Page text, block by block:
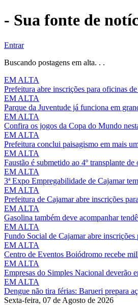
- Sua fonte de
Entrar
Buscando postagens em alta. . .
EM ALTA
Prefeitura abre inscrições para oficinas
EM ALTA
Parque da Juventude já funciona em
EM ALTA
Confira os jogos da Copa do Mundo
EM ALTA
Prefeitura conclui paisagismo em mais
EM ALTA
Faustão é submetido ao 4º transplante de
EM ALTA
3ª Expo Empregabilidade de Cajamar
EM ALTA
Prefeitura de Cajamar abre inscrições
EM ALTA
Gasolina também deve acompanhar
EM ALTA
Fundo Social de Cajamar abre inscrições
EM ALTA
Centro de Eventos Boiódromo recebe
EM ALTA
Empresas do Simples Nacional deverão
EM ALTA
Dengue não tira férias: Barueri prepara
Sexta-feira, 07 de Agosto de 2026